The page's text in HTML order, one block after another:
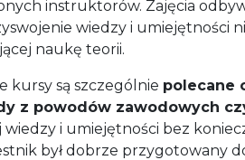
instruktorów. Zajęcia
wiedzy i umiejętności
naukę teorii.
kursy są szczególnie polecane
z powodów zawodowych
i umiejętności bez
był dobrze przygotowany